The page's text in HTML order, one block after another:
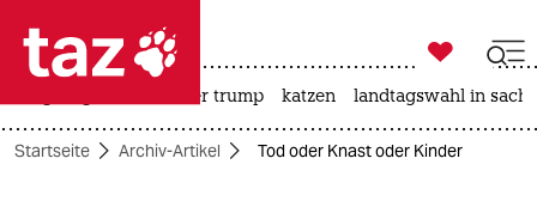
 taz zahl ich
taz zahl ich

taz zahl ich
usa unter trump katzen landtagswahl in
Startseite Archiv-Artikel Tod oder Knast oder Kinder